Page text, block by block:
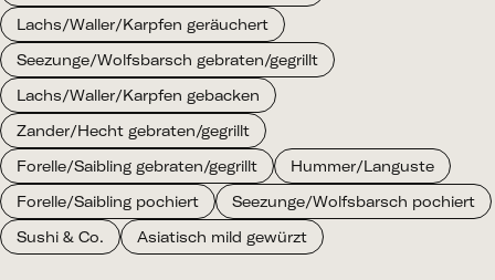
Lachs/Waller/Karpfen geräuchert
Seezunge/Wolfsbarsch gebraten/gegrillt
Lachs/Waller/Karpfen gebacken
Zander/Hecht gebraten/gegrillt
Forelle/Saibling gebraten/gegrillt
Hummer/Languste
Forelle/Saibling pochiert
Seezunge/Wolfsbarsch pochiert
Sushi & Co.
Asiatisch mild gewürzt